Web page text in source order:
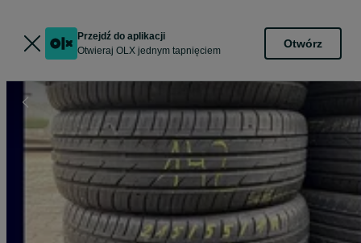
Przejdź do aplikacji
Otwieraj OLX jednym tapnięciem
Otwórz